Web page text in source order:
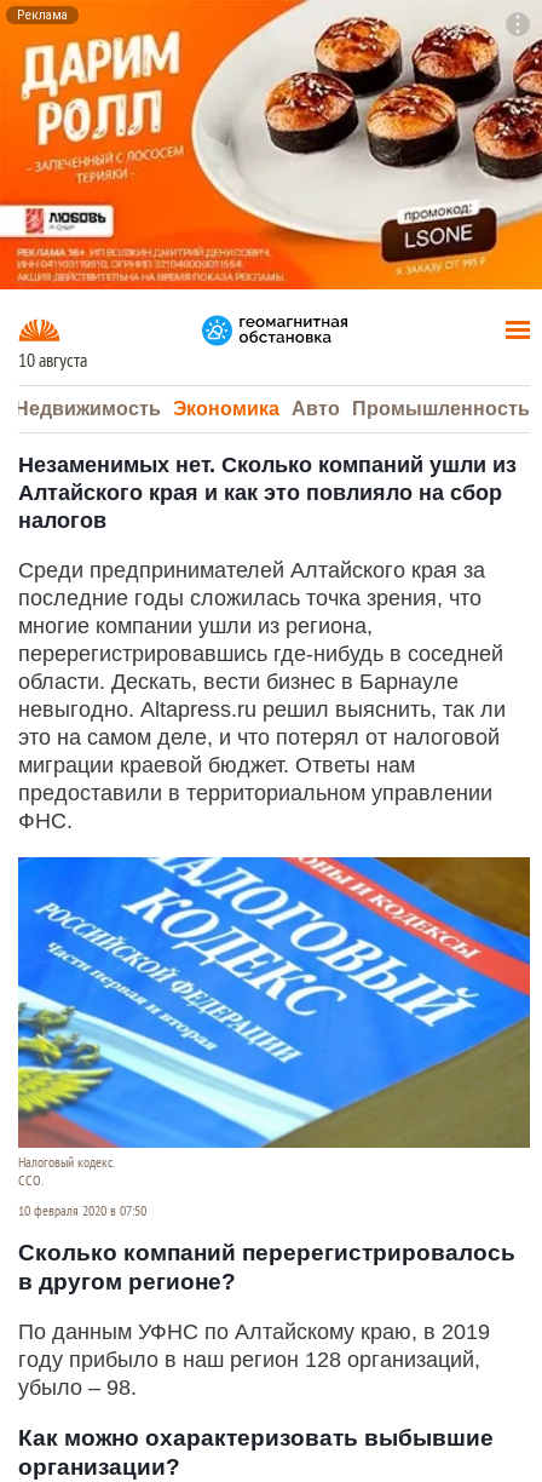
Реклама
10 августа
Недвижимость Экономика Авто Промышленность
Незаменимых нет. Сколько компаний ушли из
Алтайского края и как это повлияло на сбор
налогов
Среди предпринимателей Алтайского края за
последние годы сложилась точка зрения, что
многие компании ушли из региона,
перерегистрировавшись где-нибудь в соседней
области. Дескать, вести бизнес в Барнауле
невыгодно. Altapress.ru решил выяснить, так ли
это на самом деле, и что потерял от налоговой
миграции краевой бюджет. Ответы нам
предоставили в территориальном управлении
ФНС.
Налоговый кодекс.
ССО.
10 февраля 2020 в 07:50
Сколько компаний перерегистрировалось
в другом регионе?
По данным УФНС по Алтайскому краю, в 2019
году прибыло в наш регион 128 организаций,
убыло – 98.
Как можно охарактеризовать выбывшие
организации?